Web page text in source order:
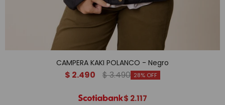
CAMPERA KAKI POLANCO - Negro
$ 2.490 $3.490 28
$ 2.117